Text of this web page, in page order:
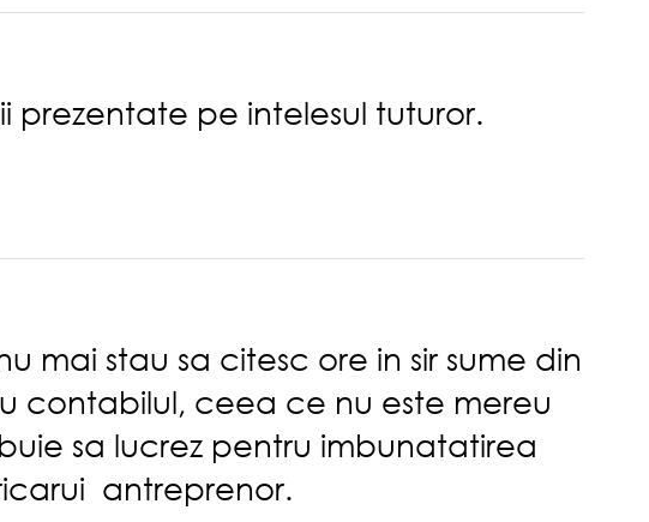
prezentate pe intelesul tuturor.
mai stau sa citesc ore in sir sume din
contabilul, ceea ce nu este mereu
sa lucrez pentru imbunatatirea
antreprenor.